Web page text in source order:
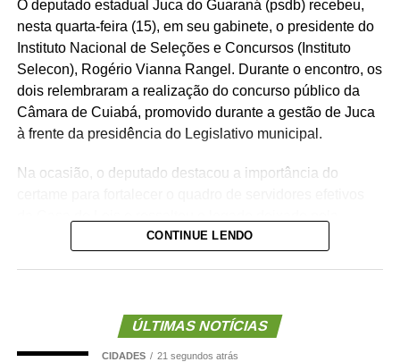
O deputado estadual Juca do Guaraná (psdb) recebeu,
nesta quarta-feira (15), em seu gabinete, o presidente do
Instituto Nacional de Seleções e Concursos (Instituto
Selecon), Rogério Vianna Rangel. Durante o encontro, os
dois relembraram a realização do concurso público da
Câmara de Cuiabá, promovido durante a gestão de Juca
à frente da presidência do Legislativo municipal.
Na ocasião, o deputado destacou a importância do
Cuiabá, que é de todos nós mato-grossenses, o
parlamento mais antigo do Centro-Oeste brasileiro”,
CONTINUE LENDO
ÚLTIMAS NOTÍCIAS
CIDADES 21 segundos atrás